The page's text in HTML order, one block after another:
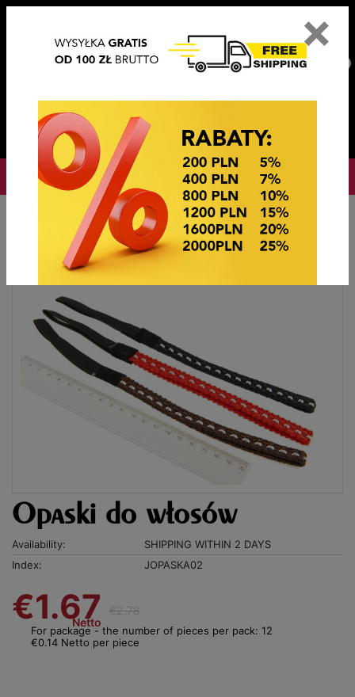
OKAZJE CENOWE
OKAZJE CENOWE OPASKI
Opaski do włosów
Availability:
SHIPPING WITHIN 2 DAYS
Index:
JOPASKA02
€1.67
Netto
€2.78
For package - the number of pieces per pack: 12
€0.14 Netto per piece
×